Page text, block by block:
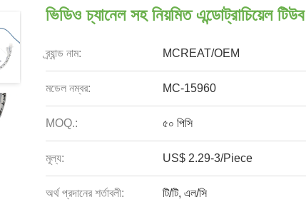
ভিডিও চ্যানেল সহ নিয়মিত এন্ডোট্রাচিয়েল টিউব
ব্র্যান্ড নাম: MCREAT/OEM
মডেল নম্বর: MC-15960
MOQ.: ৫০ পিসি
মূল্য: US$ 2.29-3/Piece
অর্থ প্রদানের শর্তাবলী: টি/টি, এল/সি